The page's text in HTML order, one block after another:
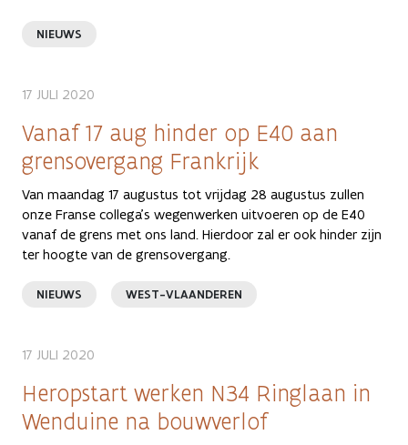
NIEUWS
17 JULI 2020
Vanaf 17 aug hinder op E40 aan
grensovergang Frankrijk
Van maandag 17 augustus tot vrijdag 28 augustus zullen
onze Franse collega’s wegenwerken uitvoeren op de E40
vanaf de grens met ons land. Hierdoor zal er ook hinder zijn
ter hoogte van de grensovergang.
NIEUWS WEST-VLAANDEREN
17 JULI 2020
Heropstart werken N34 Ringlaan in
Wenduine na bouwverlof